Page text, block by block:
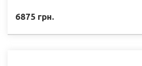
6875 грн.